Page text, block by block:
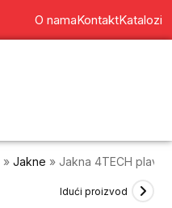
O namaKontaktKatalozi
»Jakne »Jakna 4TECH
Idući proizvod